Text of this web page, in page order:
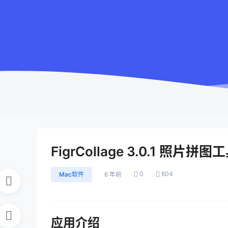
FigrCollage 3.0.1 照片拼图
Mac软件 6 年前 0 604
应用介绍